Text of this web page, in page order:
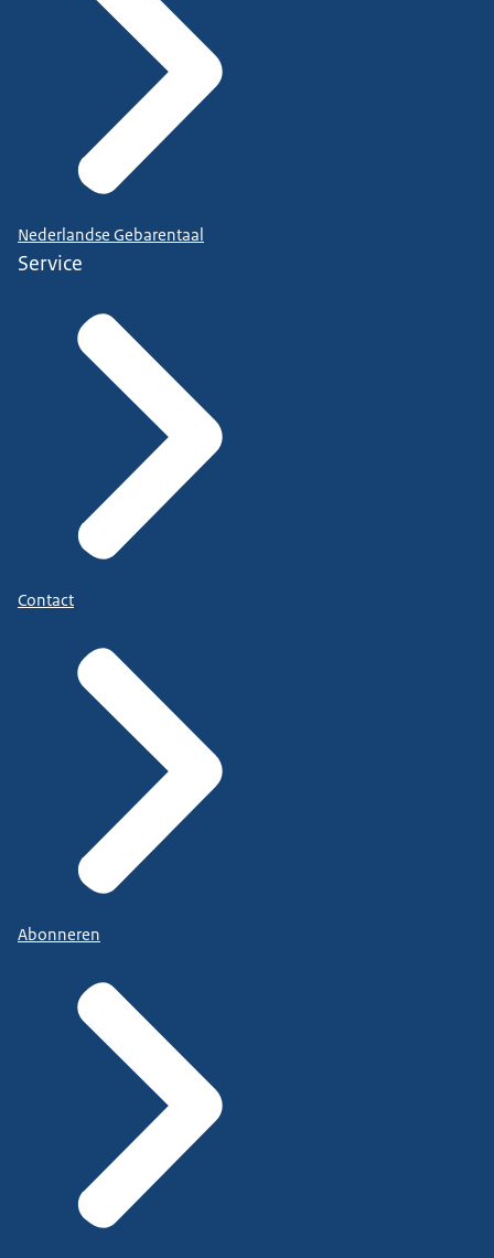
Nederlandse Gebarentaal
Service
Contact
Abonneren